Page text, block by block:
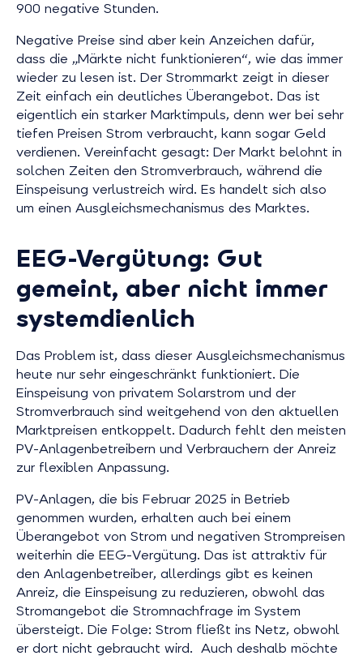
900 negative Stunden.
Negative Preise sind aber kein Anzeichen dafür,
dass die „Märkte nicht funktionieren“, wie das immer
wieder zu lesen ist. Der Strommarkt zeigt in dieser
Zeit einfach ein deutliches Überangebot. Das ist
eigentlich ein starker Marktimpuls, denn wer bei sehr
tiefen Preisen Strom verbraucht, kann sogar Geld
verdienen. Vereinfacht gesagt: Der Markt belohnt in
solchen Zeiten den Stromverbrauch, während die
Einspeisung verlustreich wird. Es handelt sich also
um einen Ausgleichsmechanismus des Marktes.
EEG-Vergütung: Gut
gemeint, aber nicht immer
systemdienlich
Das Problem ist, dass dieser Ausgleichsmechanismus
heute nur sehr eingeschränkt funktioniert. Die
Einspeisung von privatem Solarstrom und der
Stromverbrauch sind weitgehend von den aktuellen
Marktpreisen entkoppelt. Dadurch fehlt den meisten
PV-Anlagenbetreibern und Verbrauchern der Anreiz
zur flexiblen Anpassung.
PV-Anlagen, die bis Februar 2025 in Betrieb
genommen wurden, erhalten auch bei einem
Überangebot von Strom und negativen Strompreisen
weiterhin die EEG-Vergütung. Das ist attraktiv für
den Anlagenbetreiber, allerdings gibt es keinen
Anreiz, die Einspeisung zu reduzieren, obwohl das
Stromangebot die Stromnachfrage im System
übersteigt. Die Folge: Strom fließt ins Netz, obwohl
er dort nicht gebraucht wird. Auch deshalb möchte